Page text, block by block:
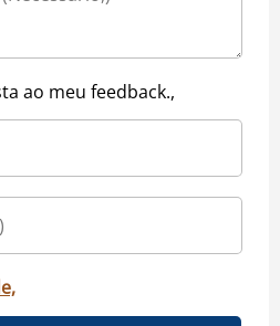
ao meu feedback.,